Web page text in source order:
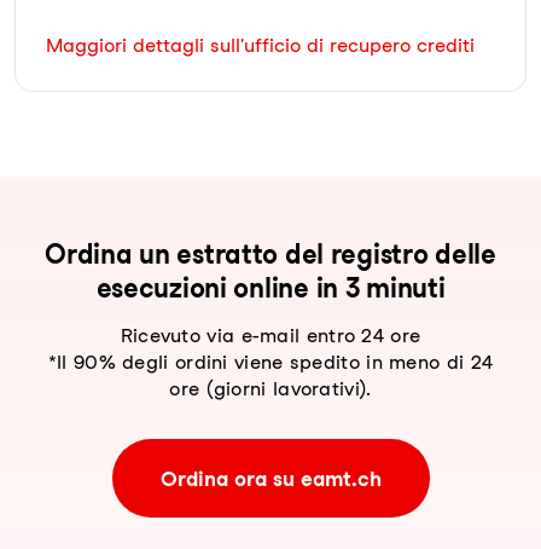
Maggiori dettagli sull'ufficio di recupero crediti
Ordina un estratto del registro delle
esecuzioni online in 3 minuti
Ricevuto via e-mail entro 24 ore
*Il 90% degli ordini viene spedito in meno di 24
ore (giorni lavorativi).
Ordina ora su eamt.ch